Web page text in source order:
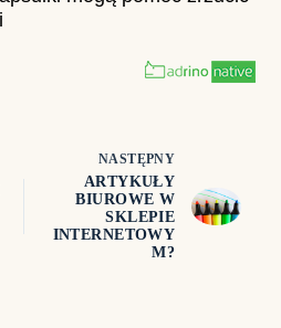
NASTĘPNY
ARTYKUŁY
BIUROWE W
SKLEPIE
INTERNETOWY
M?